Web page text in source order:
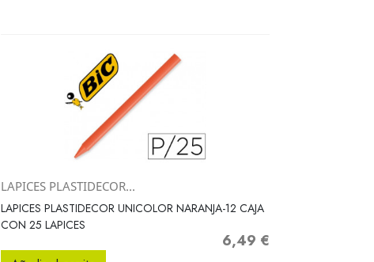
Vista rápida
LAPICES PLASTIDECOR...
LAPICES PLASTIDECOR UNICOLOR NARANJA-12 CAJA
CON 25 LAPICES
Precio
6,49 €